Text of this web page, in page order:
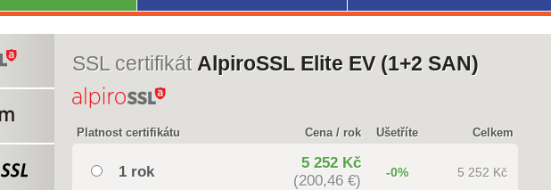
SSL certifikát AlpiroSSL Elite EV (1+2 SAN)
Platnost certifikátu Cena / rok Ušetříte Celkem
1 rok
5 252 Kč
(200,46 €)
-0% 5 252 Kč